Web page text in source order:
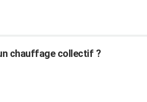
chauffage collectif ?